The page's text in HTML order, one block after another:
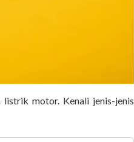
listrik motor. Kenali jenis-jenis